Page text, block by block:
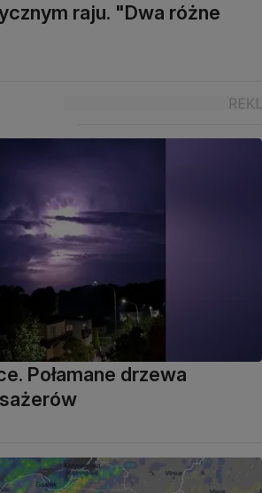
raju. "Dwa różne
Połamane drzewa